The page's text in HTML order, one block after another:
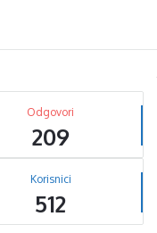
Odgovori
209
Korisnici
512